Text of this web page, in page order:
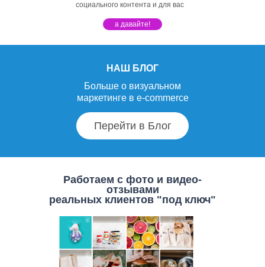
социального контента и для вас
а давайте!
Перейти в Блог
НАШ БЛОГ
Больше о визуальном
маркетинге в e-commerce
Работаем с фото и видео-
отзывами
реальных клиентов "под ключ"